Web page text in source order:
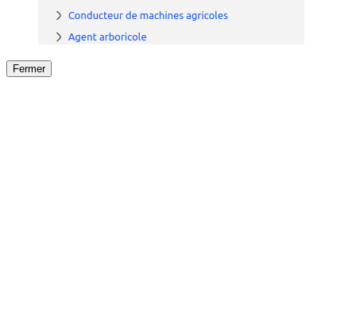
Fermer